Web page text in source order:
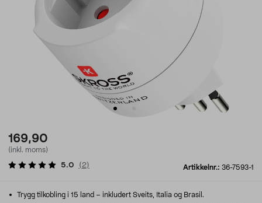
169,90
(inkl. moms)
Artikkelnr.: 36-7593-1
5.0 ( 2)
Trygg tilkobling i 15 land – inkludert Sveits, Italia og Brasil.